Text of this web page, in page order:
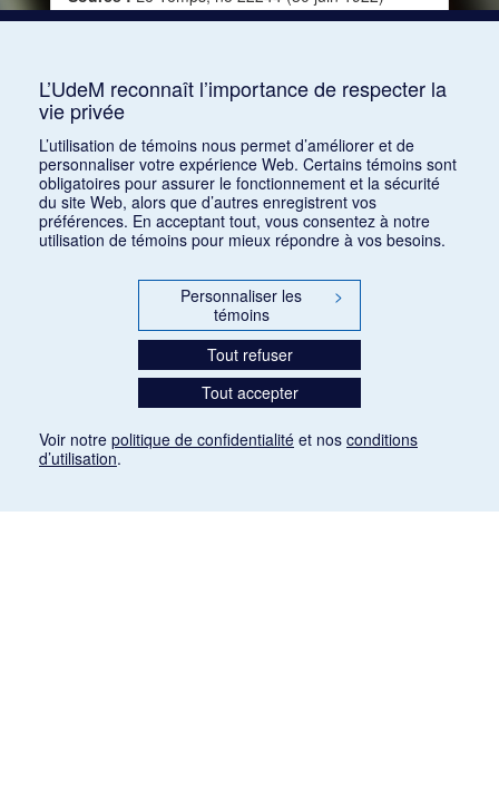
L’UdeM reconnaît l’importance de respecter la
vie privée
L’utilisation de témoins nous permet d’améliorer et de
personnaliser votre expérience Web. Certains témoins sont
obligatoires pour assurer le fonctionnement et la sécurité
du site Web, alors que d’autres enregistrent vos
préférences. En acceptant tout, vous consentez à notre
utilisation de témoins pour mieux répondre à vos besoins.
Personnaliser les
témoins
>
Tout refuser
Tout accepter
Voir notre politique de confidentialité et nos conditions
d’utilisation.